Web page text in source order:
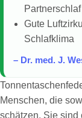
Gute
Schlafklima
– Dr. med. J.
Menschen, die
schätzen. Sie sind